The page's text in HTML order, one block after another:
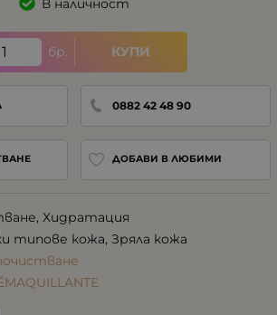
бр. КУПИ
0882 42 48 90
ДОБАВИ В ЛЮБИМИ
Хидратация
типове кожа, Зряла кожа